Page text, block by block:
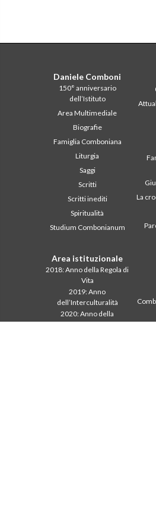
Daniele Comboni
150° anniversario
dell’Istituto
Area Multimediale
Biografie
Famiglia Comboniana
Liturgia
Saggi
Scritti
Scritti inediti
Spiritualità
Studium Combonianum
La
Area istituzionale
2018: Anno della Regola di
Vita
2019: Anno
dell’Interculturalità
2020: Anno della
ministerialitá